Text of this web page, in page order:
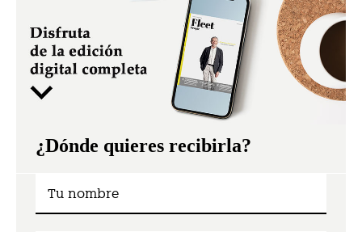
¿Dónde quieres recibirla?